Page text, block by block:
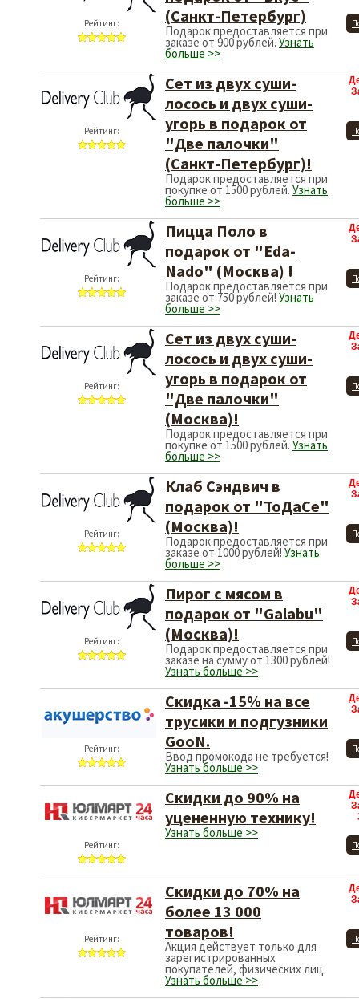
Рейтинг:
(Санкт-Петербург)
Подарок предоставляется при
заказе от 900 рублей. Узнать
больше >>
Рейтинг:
Сет из двух суши-
лосось и двух суши-
угорь в подарок от
"Две палочки"
(Санкт-Петербург)!
Подарок предоставляется при
покупке от 1500 рублей. Узнать
больше >>
Рейтинг:
Пицца Поло в
подарок от "Eda-
Nado" (Москва) !
Подарок предоставляется при
заказе от 750 рублей! Узнать
больше >>
Рейтинг:
Сет из двух суши-
лосось и двух суши-
угорь в подарок от
"Две палочки"
(Москва)!
Подарок предоставляется при
покупке от 1500 рублей. Узнать
больше >>
Рейтинг:
Клаб Сэндвич в
подарок от "ТоДаСе"
(Москва)!
Подарок предоставляется при
заказе от 1000 рублей! Узнать
больше >>
Рейтинг:
Пирог с мясом в
подарок от "Galabu"
(Москва)!
Подарок предоставляется при
заказе на сумму от 1300 рублей!
Узнать больше >>
Рейтинг:
Скидка -15% на все
трусики и подгузники
GooN.
Ввод промокода не требуется!
Узнать больше >>
Рейтинг:
Скидки до 90% на
уцененную технику!
Узнать больше >>
Рейтинг:
Скидки до 70% на
более 13 000
товаров!
Акция действует только для
зарегистрированных
покупателей, физических лиц
Узнать больше >>